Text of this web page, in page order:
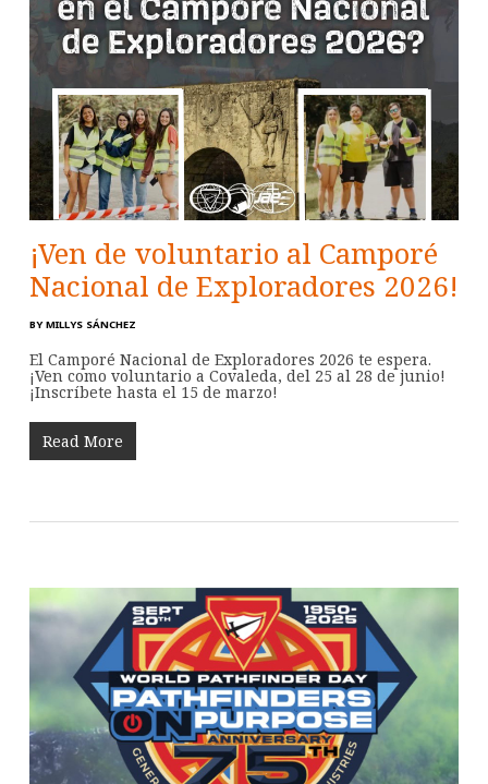
¡Ven de voluntario al Camporé
Nacional de Exploradores 2026!
BY MILLYS SÁNCHEZ
El Camporé Nacional de Exploradores 2026 te espera.
¡Ven como voluntario a Covaleda, del 25 al 28 de junio!
¡Inscríbete hasta el 15 de marzo!
Read More